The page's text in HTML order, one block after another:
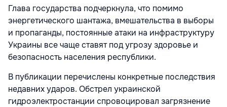
Глава государства подчеркнула, что помимо
энергетического шантажа, вмешательства в выборы
и пропаганды, постоянные атаки на инфраструктуру
Украины все чаще ставят под угрозу здоровье и
безопасность населения республики.
В публикации перечислены конкретные последствия
недавних ударов. Обстрел украинской
гидроэлектростанции спровоцировал загрязнение